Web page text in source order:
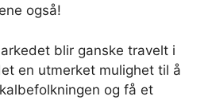
også!
blir ganske travelt i
en utmerket mulighet til å
og få et